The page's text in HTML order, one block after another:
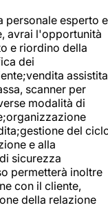
personale esperto e
avrai l'opportunità
e riordino della
dei
assistita
scanner per
modalità di
del
e alla
sicurezza
permetterà inoltre
con il cliente,
della relazione